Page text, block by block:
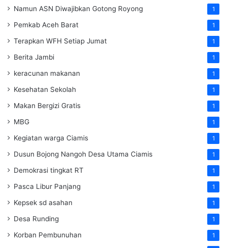
Namun ASN Diwajibkan Gotong Royong 1
Pemkab Aceh Barat 1
Terapkan WFH Setiap Jumat 1
Berita Jambi 1
keracunan makanan 1
Kesehatan Sekolah 1
Makan Bergizi Gratis 1
MBG 1
Kegiatan warga Ciamis 1
Dusun Bojong Nangoh Desa Utama Ciamis 1
Demokrasi tingkat RT 1
Pasca Libur Panjang 1
Kepsek sd asahan 1
Desa Runding 1
Korban Pembunuhan 1